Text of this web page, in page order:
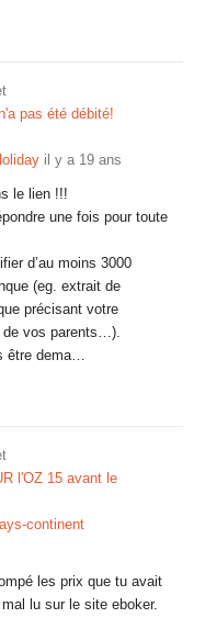
pas été débité!
il y a 19 ans
le lien !!!
une fois pour toute
d’au moins 3000
(eg. extrait de
précisant votre
de vos parents…).
être dema…
l'OZ 15 avant le
continent
les prix que tu avait
lu sur le site eboker.